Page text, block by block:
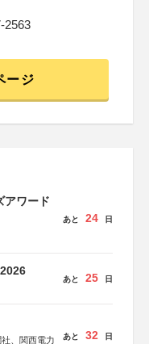
2563
ージ
アワード
あと 24 日
あと 25 日
、関西電力 あと 32 日